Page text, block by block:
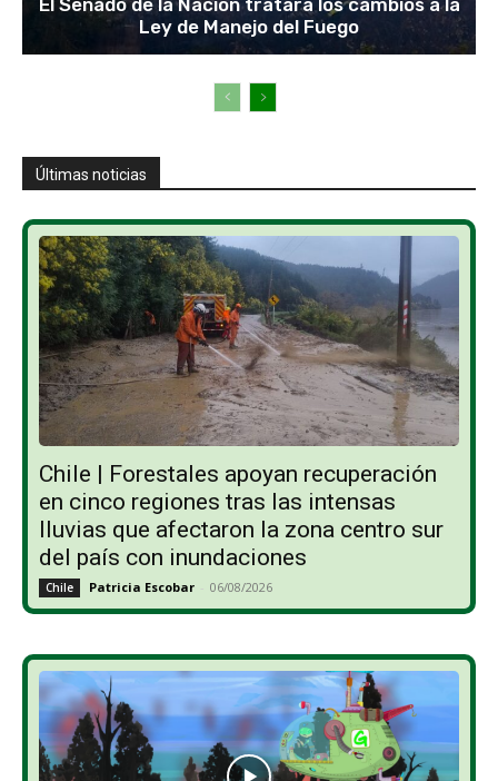
El Senado de la Nación tratará los cambios a la
Ley de Manejo del Fuego
Últimas noticias
Chile | Forestales apoyan recuperación
en cinco regiones tras las intensas
lluvias que afectaron la zona centro sur
del país con inundaciones
Chile Patricia Escobar - 06/08/2026